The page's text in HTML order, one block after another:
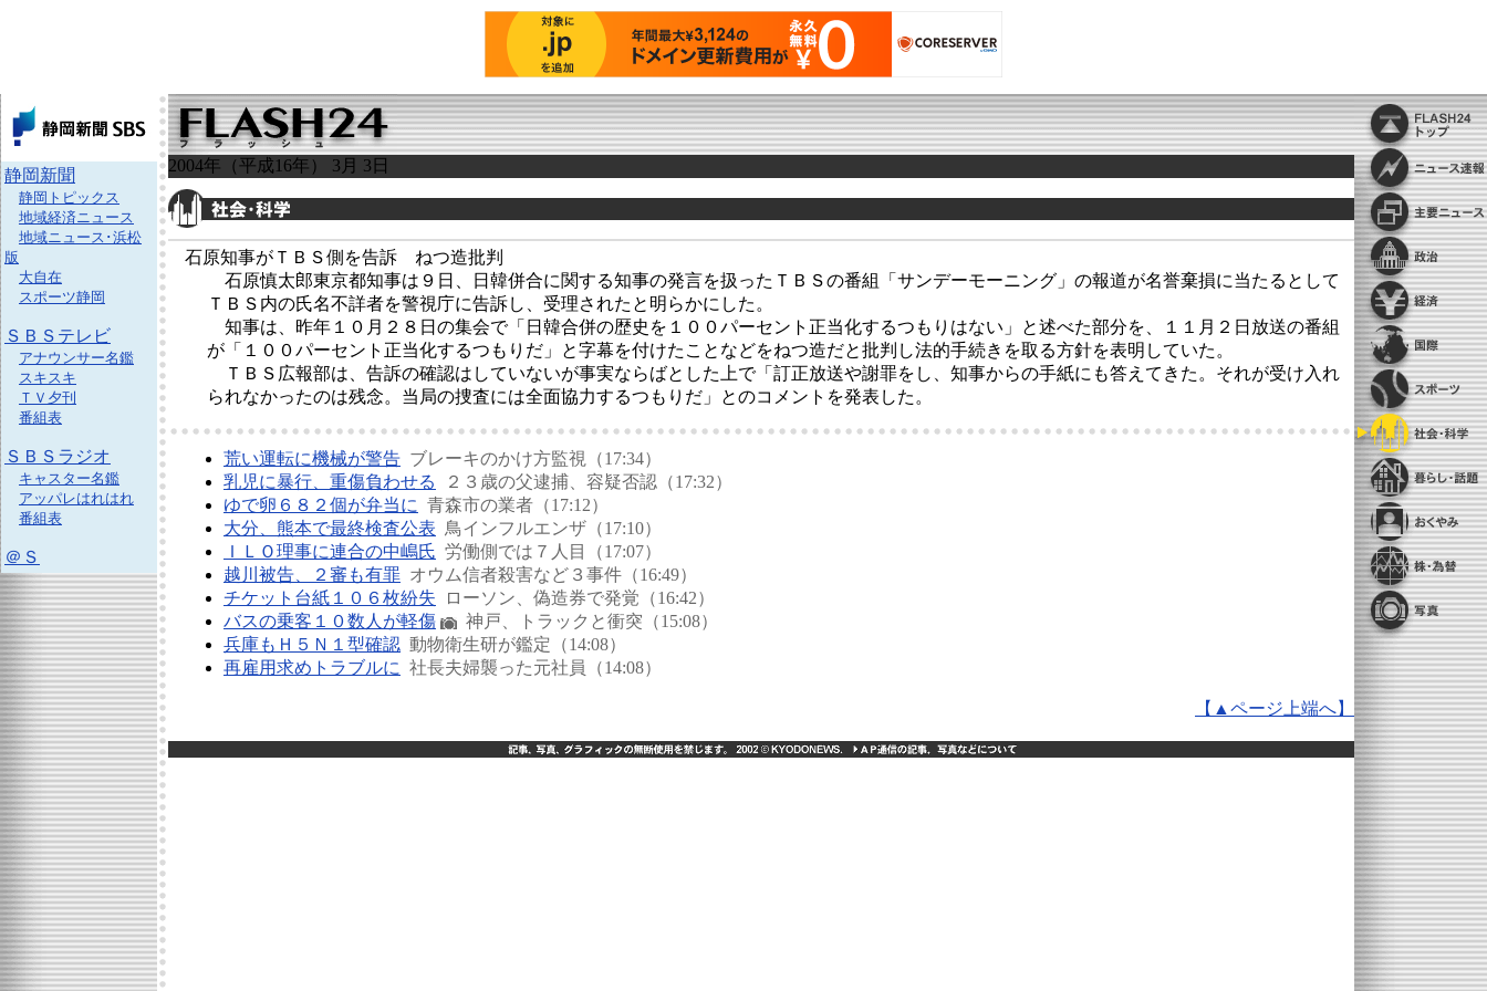
静岡新聞
静岡トピックス
地域経済ニュース
地域ニュース･浜松
版
大自在
スポーツ静岡
ＳＢＳテレビ
アナウンサー名鑑
スキスキ
ＴＶ夕刊
番組表
ＳＢＳラジオ
キャスター名鑑
アッパレはれはれ
番組表
＠Ｓ
2004年（平成16年） 3月 3日
石原知事がＴＢＳ側を告訴 ねつ造批判
石原慎太郎東京都知事は９日、日韓併合に関する知事の発言を扱ったＴＢＳの番組「サンデーモーニング」の報道が名誉棄損に当たるとして
ＴＢＳ内の氏名不詳者を警視庁に告訴し、受理されたと明らかにした。
知事は、昨年１０月２８日の集会で「日韓合併の歴史を１００パーセント正当化するつもりはない」と述べた部分を、１１月２日放送の番組
が「１００パーセント正当化するつもりだ」と字幕を付けたことなどをねつ造だと批判し法的手続きを取る方針を表明していた。
ＴＢＳ広報部は、告訴の確認はしていないが事実ならばとした上で「訂正放送や謝罪をし、知事からの手紙にも答えてきた。それが受け入れ
られなかったのは残念。当局の捜査には全面協力するつもりだ」とのコメントを発表した。
荒い運転に機械が警告 ブレーキのかけ方監視（17:34）
乳児に暴行、重傷負わせる
２３歳の父逮捕、容疑否認（17:32）
ゆで卵６８２個が弁当に 青森市の業者（17:12）
大分、熊本で最終検査公表 鳥インフルエンザ（17:10）
ＩＬＯ理事に連合の中嶋氏 労働側では７人目（17:07）
越川被告、２審も有罪 オウム信者殺害など３事件（16:49）
チケット台紙１０６枚紛失
ローソン、偽造券で発覚（16:42）
バスの乗客１０数人が軽傷
神戸、トラックと衝突（15:08）
兵庫もＨ５Ｎ１型確認 動物衛生研が鑑定（14:08）
再雇用求めトラブルに 社長夫婦襲った元社員（14:08）
【▲ページ上端へ】